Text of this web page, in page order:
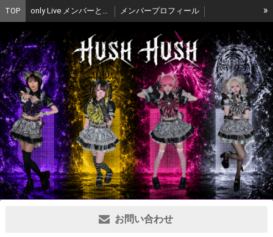
TOP only Live メンバーと通話ができる！ メンバープロフィール
ライブカレンダー オンライン限定チェキ購入
Online-Exclusive Cheki Purchase 生誕クラウドファンディング開催中
Birthday Crowdfunding Now Open! 🎉 公式グッズ通販 お問い合わせ
ゆにぴ Profile ばーぴーProfile 紫雨 Profile 前立ゆのProfile
»
お問い合わせ